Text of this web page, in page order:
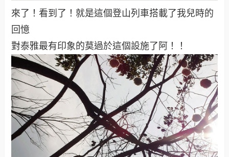
來了！看到了！就是這個登山列車搭載了我兒時的
回憶
對泰雅最有印象的莫過於這個設施了阿！！